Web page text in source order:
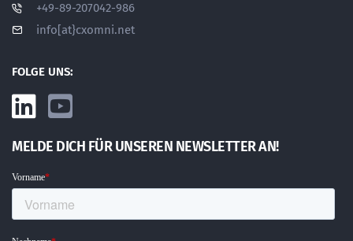
+49-89-207042-986
info[at}cxomni.net
FOLGE UNS:
MELDE DICH FÜR UNSEREN NEWSLETTER AN!